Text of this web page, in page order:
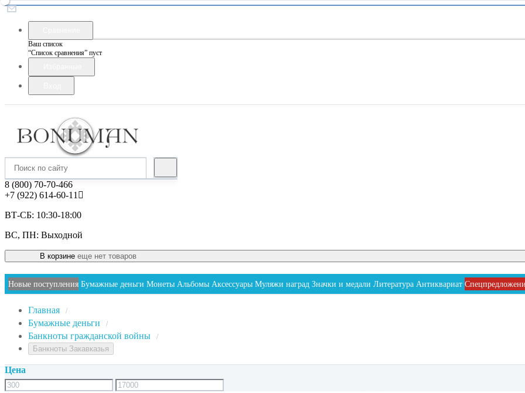
Ваш список
“Список сравнения” пуст
8 (800) 70-70-466
+7 (922) 614-60-11
ВТ-СБ: 10:30-18:00
ВС, ПН: Выходной
В корзине еще нет товаров
Новые поступления Бумажные деньги Монеты Альбомы Аксессуары Муляжи наград Значки и медали Литература Антиквариат
Главная /
Бумажные деньги /
Банкноты гражданской войны /
Банкноты Закавказья
Цена